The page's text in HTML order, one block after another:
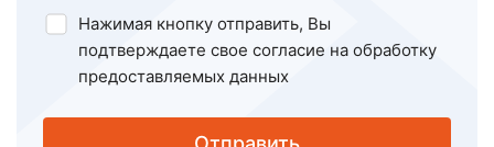
Нажимая кнопку отправить, Вы
подтверждаете свое согласие на обработку
предоставляемых данных